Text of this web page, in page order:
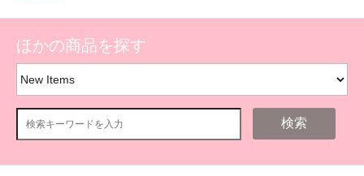
ほかの商品を探す
検索